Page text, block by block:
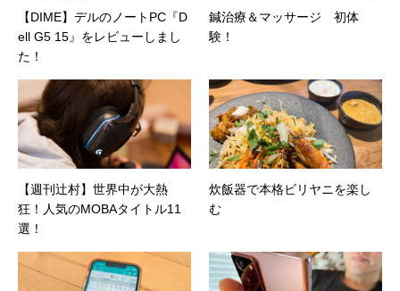
【DIME】デルのノートPC『D
ell G5 15』をレビューしまし
た！
鍼治療＆マッサージ 初体
験！
【週刊辻村】世界中が大熱
狂！人気のMOBAタイトル11
選！
炊飯器で本格ビリヤニを楽し
む